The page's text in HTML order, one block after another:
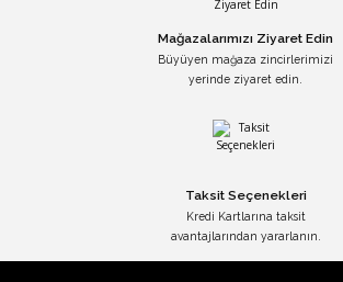
Mağazalarımızı Ziyaret Edin
Büyüyen mağaza zincirlerimizi
yerinde ziyaret edin.
Taksit Seçenekleri
Kredi Kartlarına taksit
avantajlarından yararlanın.